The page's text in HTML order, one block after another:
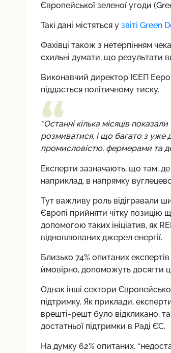
Європейської зеленої угоди
Такі дані містяться у звіті Green
Фахівці також з нетерпінням
схильні думати, що результати
Виконавчий директор IЄEП Ееро
піддається політичному тиску.
“Останні кілька місяців
розмиватися, і що багато з уже
промисловістю, фермерами та
Експерти зазначають, що там,
наприклад, в напрямку
Тут важливу роль відігравали
Європі прийняти чітку позицію
допомогою таких ініціатив, як
відновлюваних джерел енергії.
Близько 74% опитаних
ймовірно, допоможуть досягти
Однак інші сектори
підтримку. Як приклади,
врешті-решт було відкликано,
достатньої підтримки в Раді ЄС.
На думку 62% опитаних,